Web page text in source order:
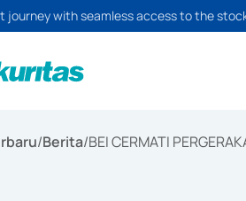
journey with seamless access to the
/Berita/BEI CERMATI